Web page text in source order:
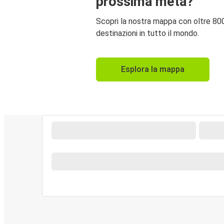
Scopri la nostra mappa con oltre
destinazioni in tutto il mondo.
Esplora la mappa